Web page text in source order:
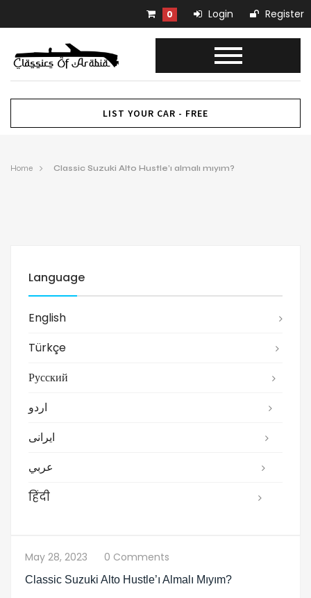
0 Login Register
LIST YOUR CAR - FREE
Home Classic Suzuki Alto Hustle’ı almalı mıyım?
Language
English
Türkçe
Русский
اردو
ایرانی
عربي
हिंदी
May 28, 2023 0 Comments
Classic Suzuki Alto Hustle’ı Almalı Mıyım?